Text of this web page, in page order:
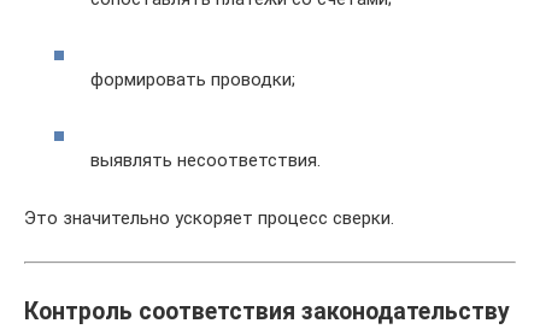
формировать проводки;
выявлять несоответствия.
Это значительно ускоряет процесс сверки.
Контроль соответствия законодательству